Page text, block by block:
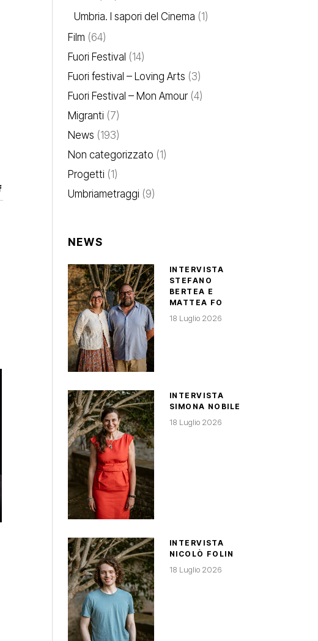
Umbria. I sapori del Cinema (1)
Film (64)
Fuori Festival (14)
Fuori festival – Loving Arts (3)
Fuori Festival – Mon Amour(4)
Migranti (7)
News (193)
Non categorizzato (1)
Progetti (1)
Umbriametraggi (9)
NEWS
INTERVISTA
STEFANO
BERTEA E
MATTEA FO
18 Luglio 2026
INTERVISTA
SIMONA NOBILE
18 Luglio 2026
INTERVISTA
NICOLÒ FOLIN
18 Luglio 2026